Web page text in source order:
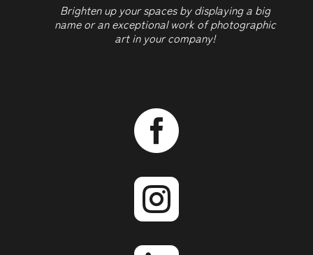
Brighten up your spaces by displaying a big
name or an exceptional work of photographic
art in your company!

